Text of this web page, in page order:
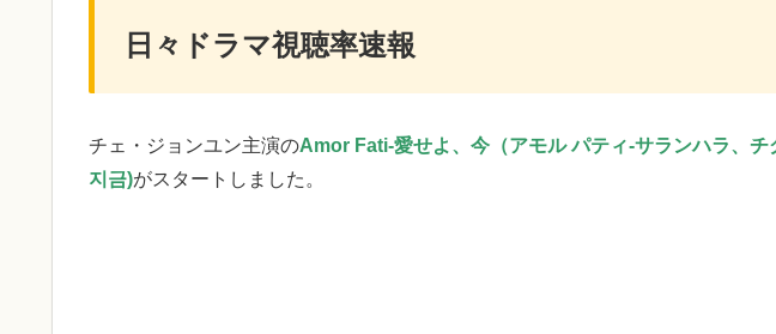
日々ドラマ視聴率速報
チェ・ジョンユン主演のAmor Fati-愛せよ、今（アモル パティ-サランハラ、チ
지금)がスタートしました。